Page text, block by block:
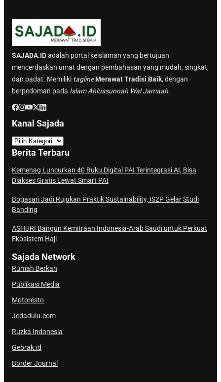
SAJADA.IDadalah portal keislaman yang bertujuan
mencerdaskan umat dengan pembahasan yang mudah, singkat,
dan padat. Memiliki tagline Merawat Tradisi Baik, dengan
berpedoman pada Islam Ahlussunnah Wal Jamaah.
Kanal Sajada
a
n
a
l
a
j
a
d
a
Berita Terbaru
Kemenag Luncurkan 40 Buku Digital PAI Terintegrasi AI, Bisa
Diakses Gratis Lewat Smart PAI
Bogasari Jadi Rujukan Praktik Sustainability, IS2P Gelar Studi
Banding
ASHURI Bangun Kemitraan Indonesia-Arab Saudi untuk Perkuat
Ekosistem Haji
Sajada Network
Rumah Berkah
Publikasi Media
Motoresto
Jedadulu.com
Ruzka Indonesia
Gebrak.id
Border Journal